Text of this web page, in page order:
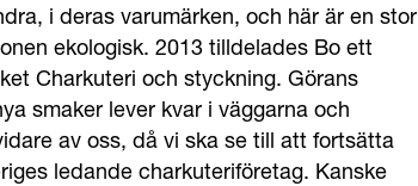
i deras varumärken, och här är en stor
ekologisk. 2013 tilldelades Bo ett
Charkuteri och styckning. Görans
smaker lever kvar i väggarna och
av oss, då vi ska se till att fortsätta
ledande charkuteriföretag. Kanske